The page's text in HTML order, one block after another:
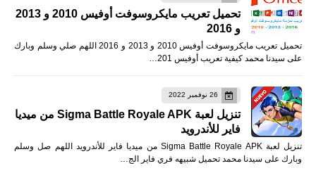
تحميل تعريب مايكروسوفت أوفيس 2010 و 2013
و 2016
تحميل تعريب مايكروسوفت أوفيس 2010 و 2013 و 2016 اللهم صلي وسلم وبارك
على سيدنا محمد كيفية تعريب أوفيس 201…
26 نوفمبر 2022
تنزيل لعبة Sigma Battle Royale APK من ميديا
فاير للأندرويد
تنزيل لعبة Sigma Battle Royale APK من ميديا فاير للأندرويد اللهم صل وسلم
وبارك على سيدنا محمد تحميل شبيهه فري فاير الج…